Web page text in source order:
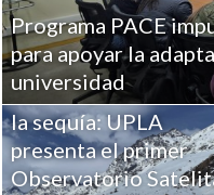
Programa PACE
para apoyar la
universidad
Ciencia para
la sequía: UPLA
presenta el primer
Observatorio